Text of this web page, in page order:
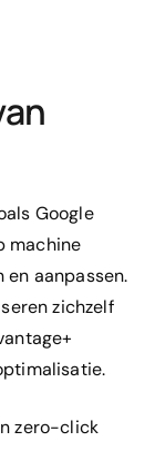
Google
machine
aanpassen.
zichzelf
zero-click